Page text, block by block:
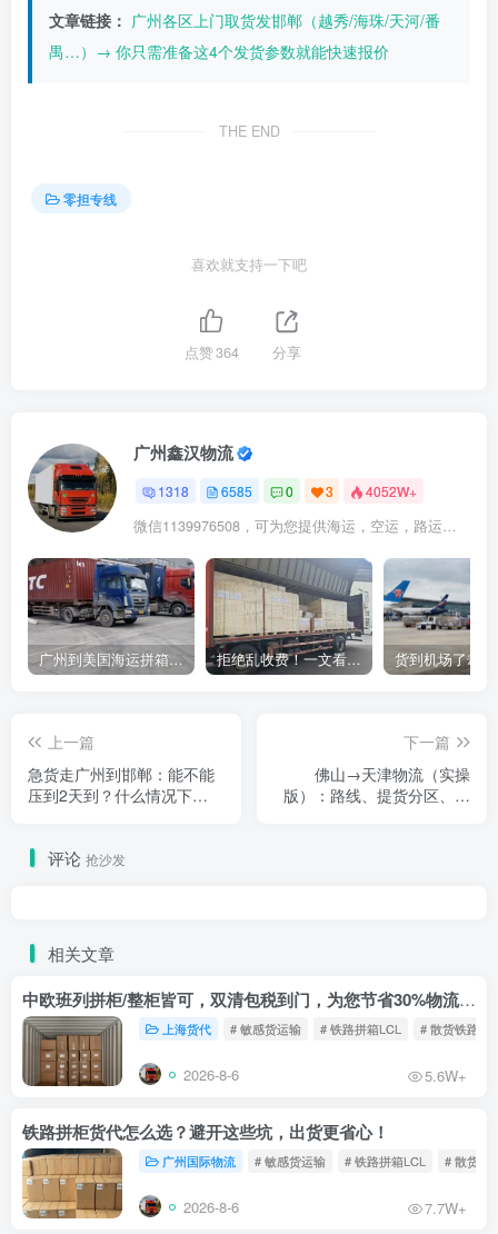
文章链接： 广州各区上门取货发邯郸（越秀/海珠/天河/番
禺…）→ 你只需准备这4个发货参数就能快速报价
THE END
零担专线
喜欢就支持一下吧
点赞364 分享
广州鑫汉物流
1318 6585 0 3 4052W+
微信1139976508，可为您提供海运，空运，路运，铁路运输
广州到美国海运拼箱多少钱？2024年最新运费构成+隐藏费用避坑指南 拒绝乱收费！一文看懂中国货代计费套路，教你避开所有隐形坑
上一篇
急货走广州到邯郸：能不能
压到2天到？什么情况下
下一篇
佛山→天津物流（实操
版）：路线、提货分区、报
评论 抢沙发
相关文章
中欧班列拼柜/整柜皆可，双清包税到门，为您节省30%物流成本！
上海货代 # 敏感货运输 # 铁路拼箱LCL # 散货铁路
2026-8-6 5.6W+
铁路拼柜货代怎么选？避开这些坑，出货更省心！
广州国际物流 # 敏感货运输 # 铁路拼箱LCL # 散货铁
2026-8-6 7.7W+